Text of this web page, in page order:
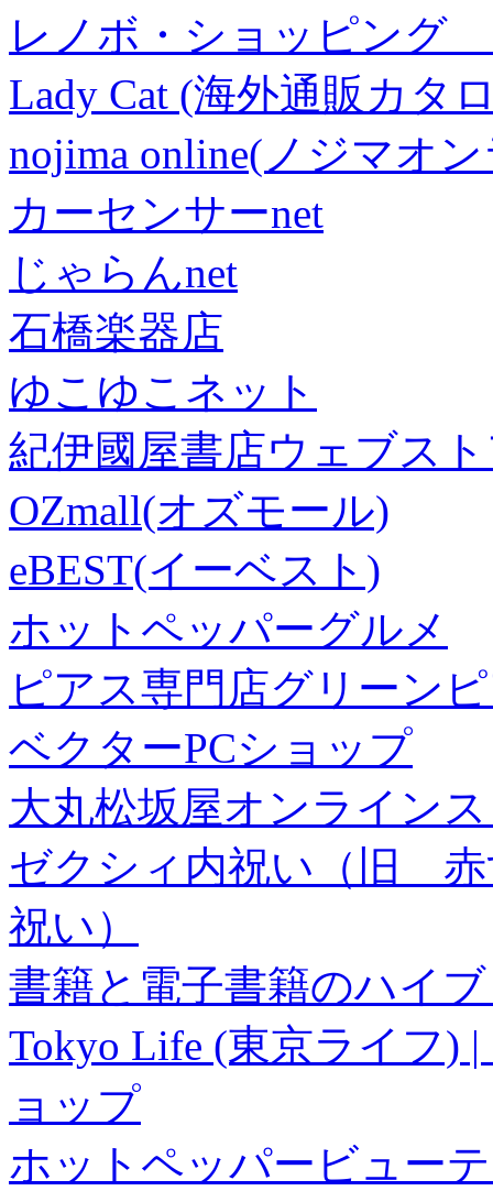
レノボ・ショッピング
Lady Cat (海外通販カタ
nojima online(ノジマオ
カーセンサーnet
じゃらんnet
石橋楽器店
ゆこゆこネット
紀伊國屋書店ウェブス
OZmall(オズモール)
eBEST(イーベスト)
ホットペッパーグルメ
ピアス専門店グリーン
ベクターPCショップ
大丸松坂屋オンライン
ゼクシィ内祝い（旧 赤
祝い）
書籍と電子書籍のハイ
Tokyo Life (東京ライフ)
ョップ
ホットペッパービュー